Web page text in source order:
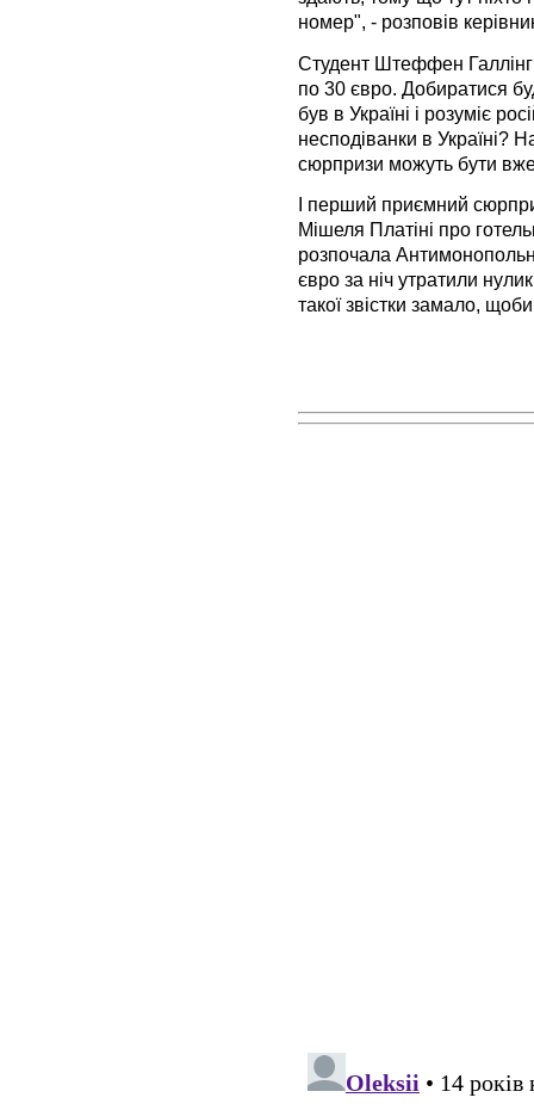
номер", - розповів
Студент Штеффен Галлінг
по 30 євро. Добиратися
був в Україні і розуміє
несподіванки в Україні?
сюрпризи можуть бути вже
І перший приємний
Мішеля Платіні про
розпочала
євро за ніч утратили
такої звістки замало,